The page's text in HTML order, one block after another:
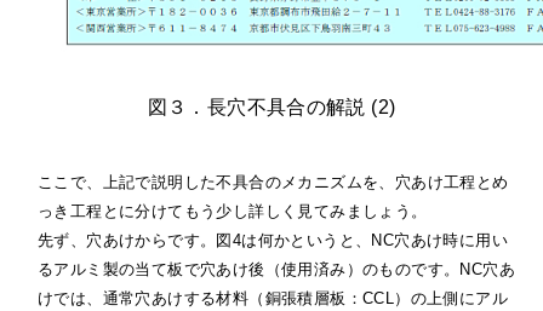
図３．長穴不具合の解説 (2)
ここで、上記で説明した不具合のメカニズムを、穴あけ工程とめ
っき工程とに分けてもう少し詳しく見てみましょう。
先ず、穴あけからです。図4は何かというと、NC穴あけ時に用い
るアルミ製の当て板で穴あけ後（使用済み）のものです。NC穴あ
けでは、通常穴あけする材料（銅張積層板：CCL）の上側にアル